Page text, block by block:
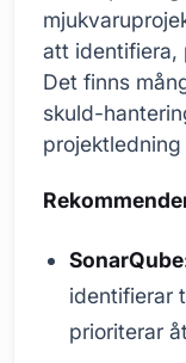
att identifiera,
Det finns
skuld-
identifierar
prioriterar